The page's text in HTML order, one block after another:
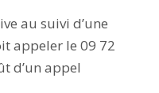
au suivi d’une
appeler le 09 72
d’un appel